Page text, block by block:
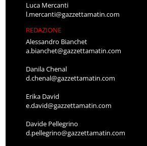
Luca Mercanti
l.mercanti@gazzettamatin.com
REDAZIONE
Alessandro Bianchet
a.bianchet@gazzettamatin.com
Danila Chenal
d.chenal@gazzettamatin.com
Erika David
e.david@gazzettamatin.com
Davide Pellegrino
d.pellegrino@gazzettamatin.com